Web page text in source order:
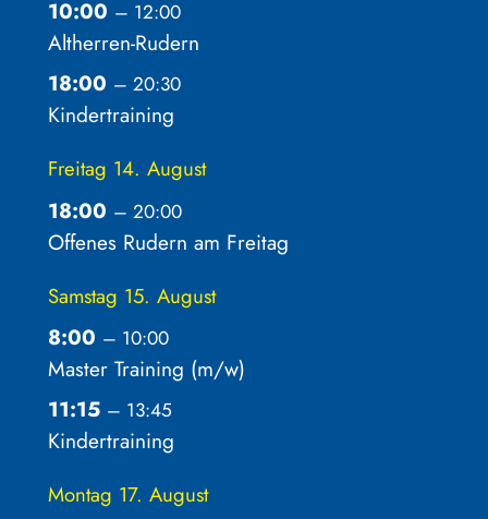
10:00 – 12:00
Altherren-Rudern
18:00 – 20:30
Kindertraining
Freitag 14. August
18:00 – 20:00
Offenes Rudern am Freitag
Samstag 15. August
8:00 – 10:00
Master Training (m/w)
11:15 – 13:45
Kindertraining
Montag 17. August